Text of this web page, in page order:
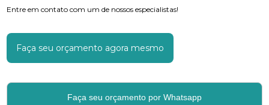
Entre em contato com um de nossos especialistas!
Faça seu orçamento agora mesmo
Faça seu orçamento por Whatsapp